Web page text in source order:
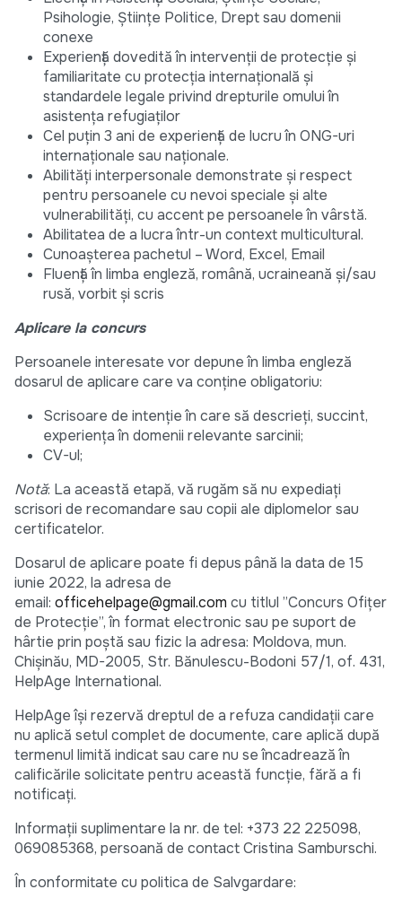
Psihologie, Științe Politice, Drept sau domenii
conexe
Experiență dovedită în intervenții de protecție și
familiaritate cu protecția internațională și
standardele legale privind drepturile omului în
asistența refugiaților
Cel puțin 3 ani de experiență de lucru în ONG-uri
internaționale sau naționale.
Abilități interpersonale demonstrate și respect
pentru persoanele cu nevoi speciale și alte
vulnerabilități, cu accent pe persoanele în vârstă.
Abilitatea de a lucra într-un context multicultural.
Cunoașterea pachetul – Word, Excel, Email
Fluență în limba engleză, română, ucraineană și/sau
rusă, vorbit și scris
Aplicare la concurs
Persoanele interesate vor depune în limba engleză
dosarul de aplicare care va conține obligatoriu:
Scrisoare de intenție în care să descrieți, succint,
experiența în domenii relevante sarcinii;
CV-ul;
Notă: La această etapă, vă rugăm să nu expediați
scrisori de recomandare sau copii ale diplomelor sau
certificatelor.
Dosarul de aplicare poate fi depus până la data de 15
iunie 2022, la adresa de
email: officehelpage@gmail.com cu titlul ”Concurs Ofițer
de Protecție”, în format electronic sau pe suport de
hârtie prin poștă sau fizic la adresa: Moldova, mun.
Chișinău, MD-2005, Str. Bănulescu-Bodoni 57/1, of. 431,
HelpAge International.
HelpAge își rezervă dreptul de a refuza candidații care
nu aplică setul complet de documente, care aplică după
termenul limită indicat sau care nu se încadrează în
calificările solicitate pentru această funcție, fără a fi
notificați.
Informații suplimentare la nr. de tel: +373 22 225098,
069085368, persoană de contact Cristina Samburschi.
În conformitate cu politica de Salvgardare: